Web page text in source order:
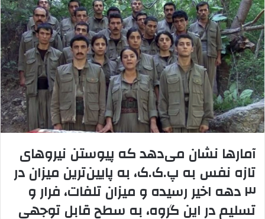
ل
ا
ی
م
ی
ل
آمارها نشان می‌دهد که پیوستن نیروهای
تازه نفس به پ.ک.ک، به پایین‌ترین میزان در
۳ دهه اخیر رسیده و میزان تلفات، فرار و
تسلیم در این گروه، به سطح قابل توجهی